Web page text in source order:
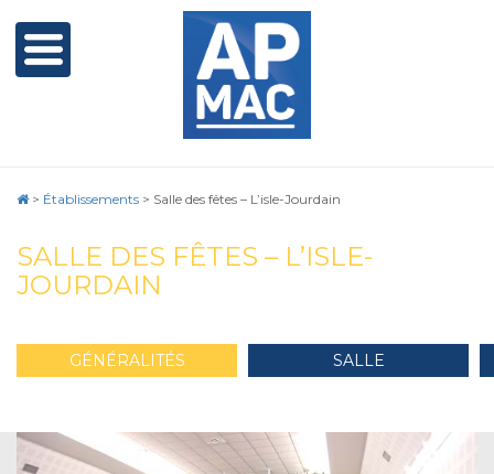
> Établissements > Salle des fêtes – L’isle-Jourdain
SALLE DES FÊTES – L’ISLE-
JOURDAIN
GÉNÉRALITÉS SALLE